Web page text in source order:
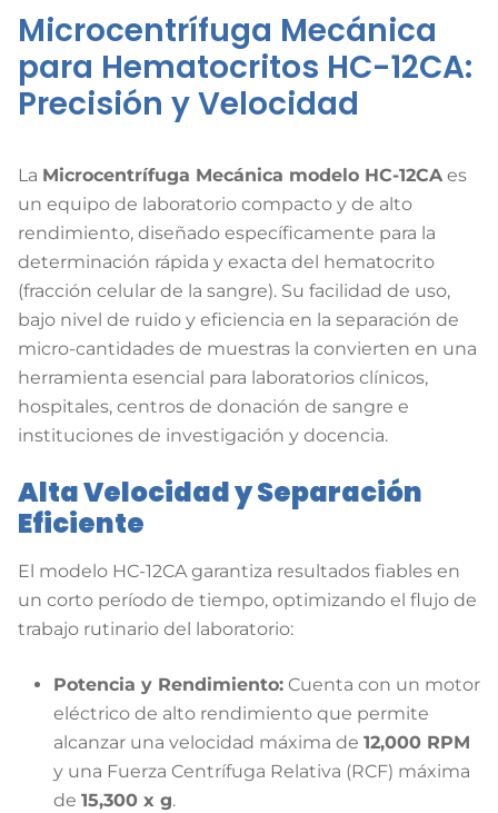
Microcentrífuga Mecánica
para Hematocritos HC-12CA:
Precisión y Velocidad
La Microcentrífuga Mecánica modelo HC-12CAes
un equipo de laboratorio compacto y de alto
rendimiento, diseñado específicamente para la
determinación rápida y exacta del hematocrito
(fracción celular de la sangre). Su facilidad de uso,
bajo nivel de ruido y eficiencia en la separación de
micro-cantidades de muestras la convierten en una
herramienta esencial para laboratorios clínicos,
hospitales, centros de donación de sangre e
instituciones de investigación y docencia.
Alta Velocidad y Separación
Eficiente
El modelo HC-12CA garantiza resultados fiables en
un corto período de tiempo, optimizando el flujo de
trabajo rutinario del laboratorio:
Potencia y Rendimiento: Cuenta con un motor
eléctrico de alto rendimiento que permite
alcanzar una velocidad máxima de 12,000 RPM
y una Fuerza Centrífuga Relativa (RCF) máxima
de 15,300 x g.